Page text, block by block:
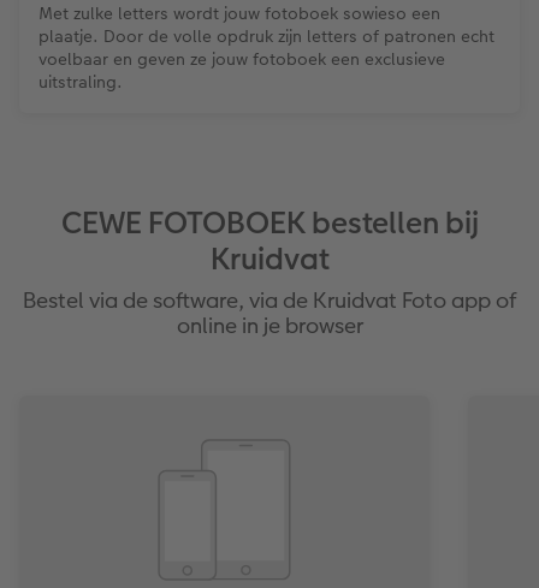
Met zulke letters wordt jouw fotoboek sowieso een
plaatje. Door de volle opdruk zijn letters of patronen echt
voelbaar en geven ze jouw fotoboek een exclusieve
uitstraling.
CEWE FOTOBOEK bestellen bij
Kruidvat
Bestel via de software, via de Kruidvat Foto app of
online in je browser